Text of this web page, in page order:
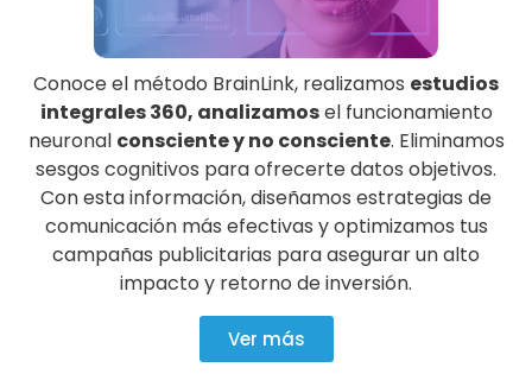
Conoce el método BrainLink, realizamos estudios
integrales 360, analizamosel funcionamiento
neuronal consciente y no consciente. Eliminamos
sesgos cognitivos para ofrecerte datos objetivos.
Con esta información, diseñamos estrategias de
comunicación más efectivas y optimizamos tus
campañas publicitarias para asegurar un alto
impacto y retorno de inversión.
Ver más